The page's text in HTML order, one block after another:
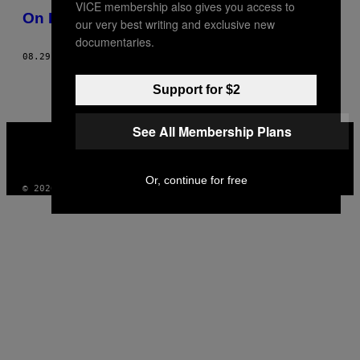
On Patrol with Ontario’s Suburban Batman
08.29.13
© 2026 VICE DIGITAL PUBLISHING, LLC
VICE membership also gives you access to
our very best writing and exclusive new
documentaries.
Support for $2
See All Membership Plans
Or, continue for free